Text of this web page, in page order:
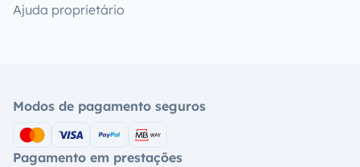
Ajuda proprietário
Modos de pagamento seguros
Pagamento em prestações